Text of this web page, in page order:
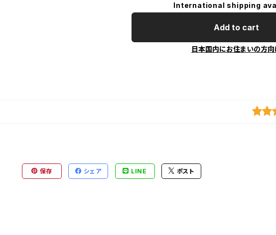
International shipping
Add to cart
日本国内にお住まいの方向
保存 シェア LINE ポスト